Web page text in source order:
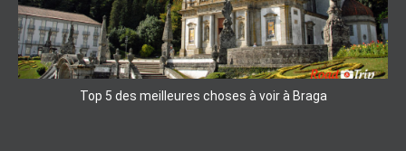
Top 5 des meilleures choses à voir à Braga